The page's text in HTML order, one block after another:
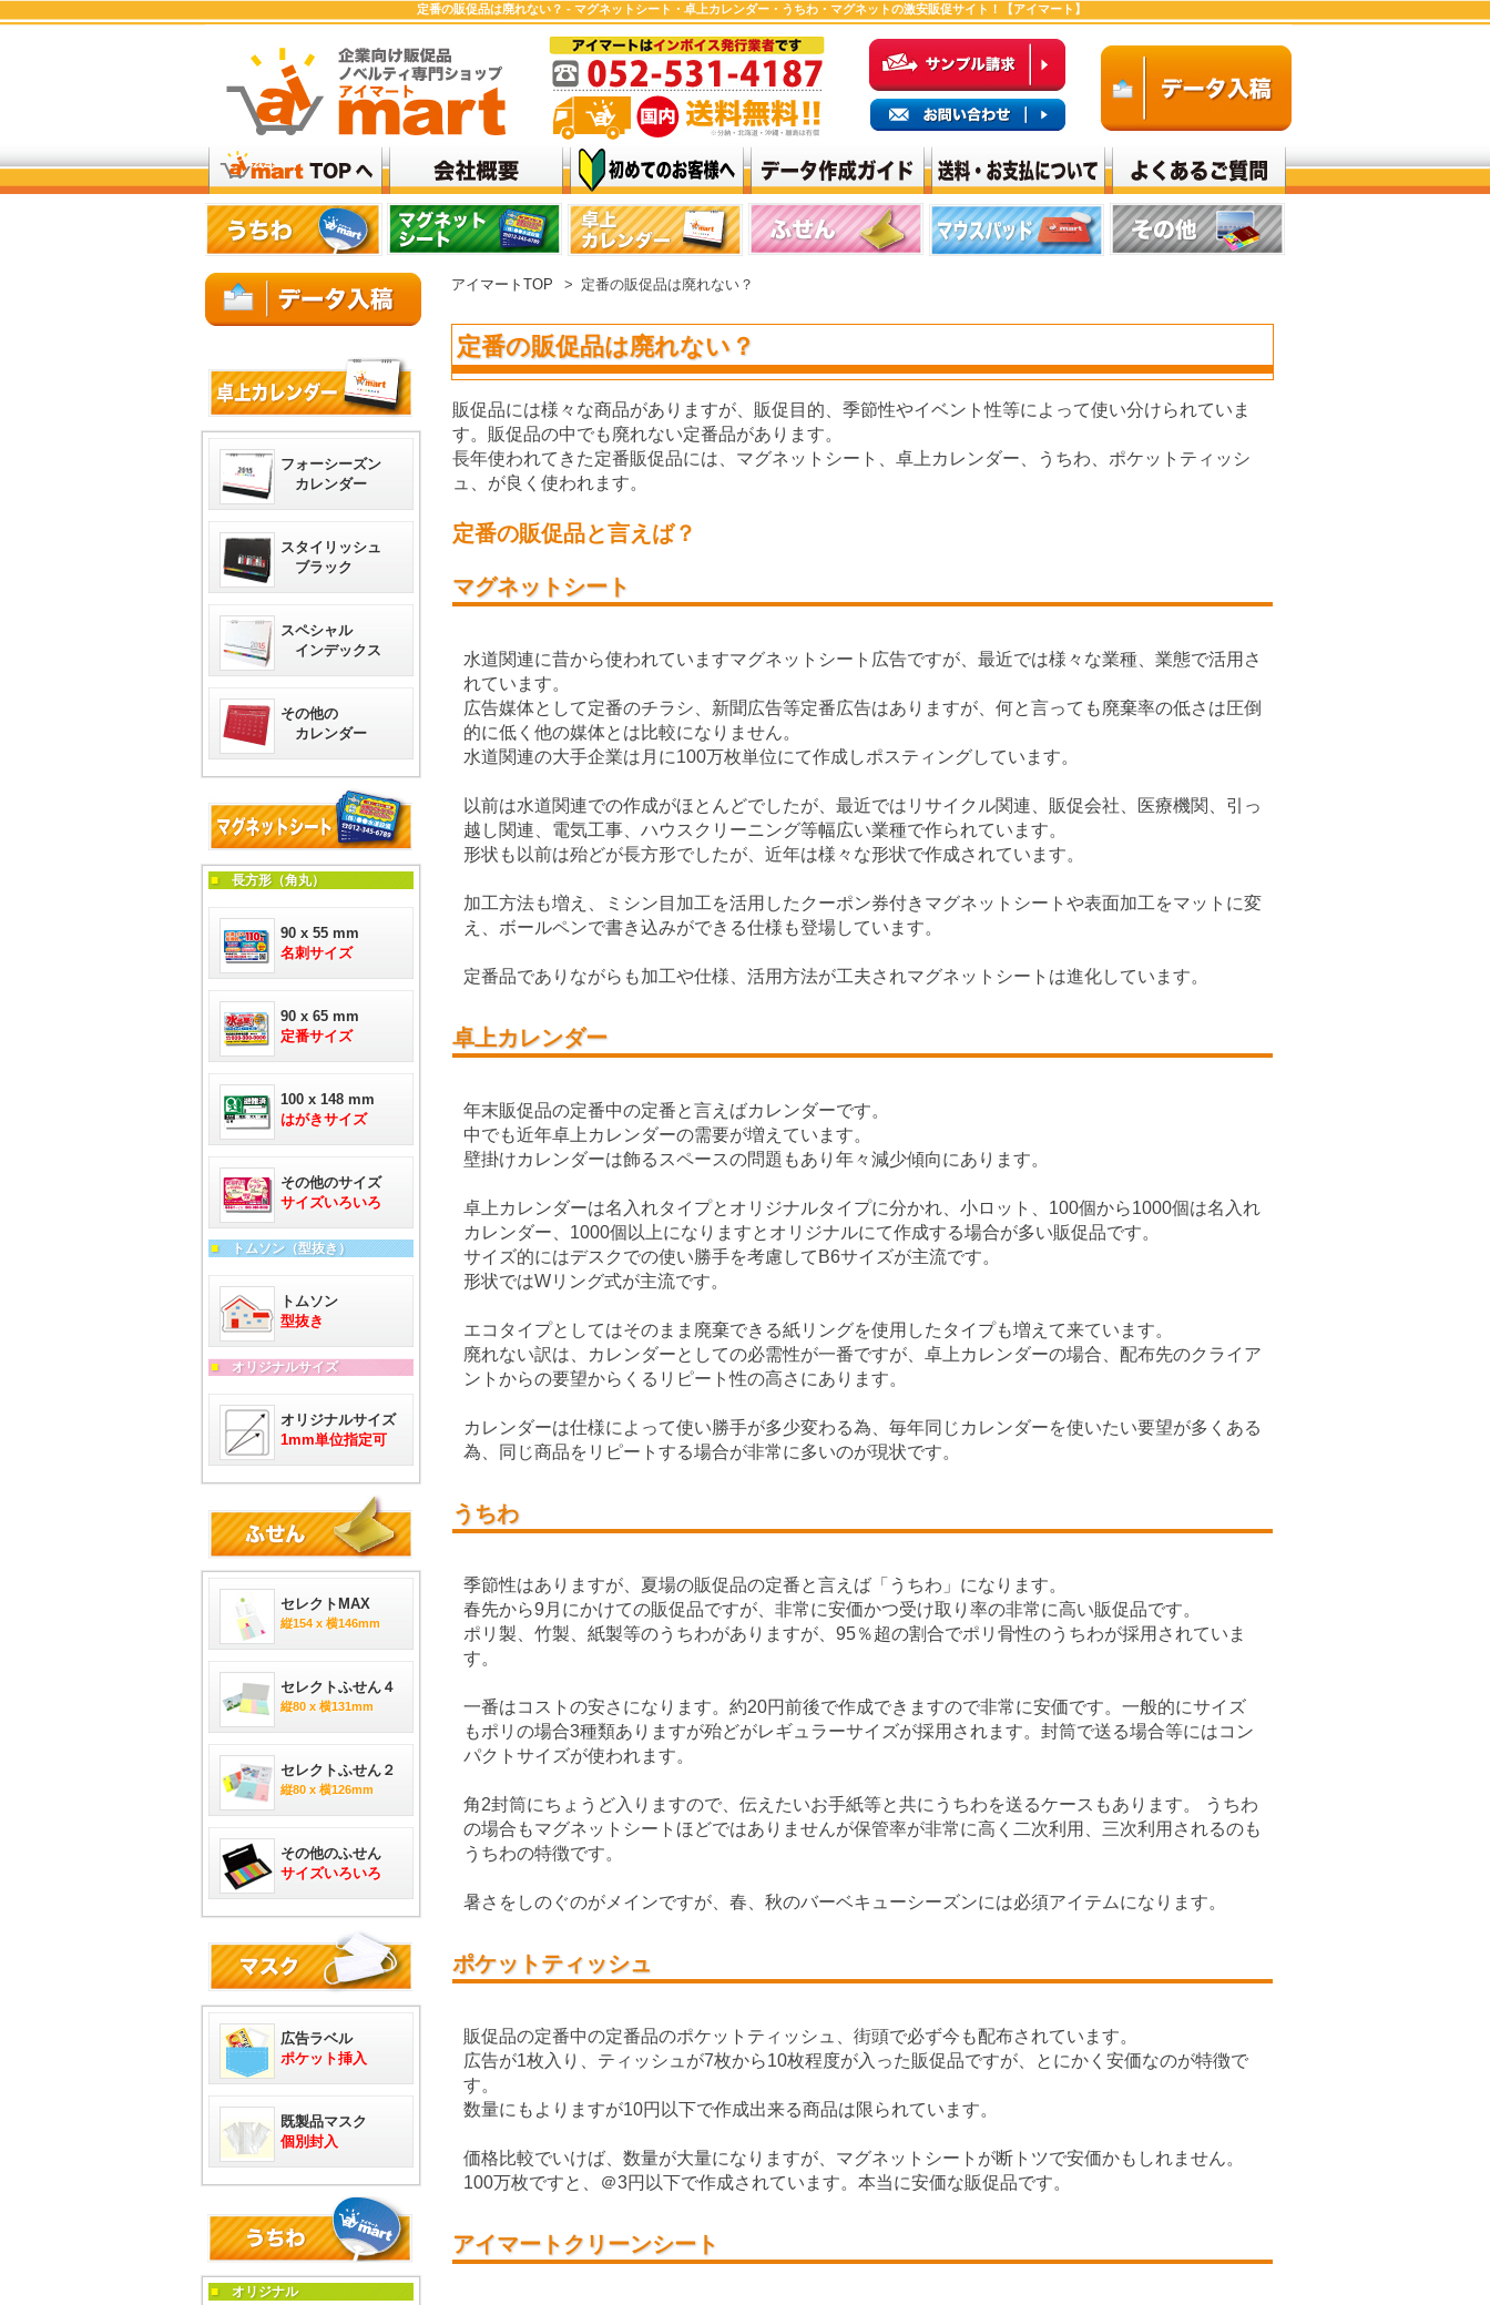
定番の販促品は廃れない？ - マグネットシート・卓上カレンダー・うちわ・マグネットの激安販促サイト！【アイマート】
アイマートTOP > 定番の販促品は廃れない？
定番の販促品は廃れない？
販促品には様々な商品がありますが、販促目的、季節性やイベント性等によって使い分けられていま
す。販促品の中でも廃れない定番品があります。
長年使われてきた定番販促品には、マグネットシート、卓上カレンダー、うちわ、ポケットティッシ
ュ、が良く使われます。
定番の販促品と言えば？
マグネットシート
水道関連に昔から使われていますマグネットシート広告ですが、最近では様々な業種、業態で活用さ
れています。
広告媒体として定番のチラシ、新聞広告等定番広告はありますが、何と言っても廃棄率の低さは圧倒
的に低く他の媒体とは比較になりません。
水道関連の大手企業は月に100万枚単位にて作成しポスティングしています。
以前は水道関連での作成がほとんどでしたが、最近ではリサイクル関連、販促会社、医療機関、引っ
越し関連、電気工事、ハウスクリーニング等幅広い業種で作られています。
形状も以前は殆どが長方形でしたが、近年は様々な形状で作成されています。
加工方法も増え、ミシン目加工を活用したクーポン券付きマグネットシートや表面加工をマットに変
え、ボールペンで書き込みができる仕様も登場しています。
定番品でありながらも加工や仕様、活用方法が工夫されマグネットシートは進化しています。
卓上カレンダー
年末販促品の定番中の定番と言えばカレンダーです。
中でも近年卓上カレンダーの需要が増えています。
壁掛けカレンダーは飾るスペースの問題もあり年々減少傾向にあります。
卓上カレンダーは名入れタイプとオリジナルタイプに分かれ、小ロット、100個から1000個は名入れ
カレンダー、1000個以上になりますとオリジナルにて作成する場合が多い販促品です。
サイズ的にはデスクでの使い勝手を考慮してB6サイズが主流です。
形状ではWリング式が主流です。
エコタイプとしてはそのまま廃棄できる紙リングを使用したタイプも増えて来ています。
廃れない訳は、カレンダーとしての必需性が一番ですが、卓上カレンダーの場合、配布先のクライア
ントからの要望からくるリピート性の高さにあります。
カレンダーは仕様によって使い勝手が多少変わる為、毎年同じカレンダーを使いたい要望が多くある
為、同じ商品をリピートする場合が非常に多いのが現状です。
うちわ
季節性はありますが、夏場の販促品の定番と言えば「うちわ」になります。
春先から9月にかけての販促品ですが、非常に安価かつ受け取り率の非常に高い販促品です。
ポリ製、竹製、紙製等のうちわがありますが、95％超の割合でポリ骨性のうちわが採用されていま
す。
一番はコストの安さになります。約20円前後で作成できますので非常に安価です。一般的にサイズ
もポリの場合3種類ありますが殆どがレギュラーサイズが採用されます。封筒で送る場合等にはコン
パクトサイズが使われます。
角2封筒にちょうど入りますので、伝えたいお手紙等と共にうちわを送るケースもあります。 うちわ
の場合もマグネットシートほどではありませんが保管率が非常に高く二次利用、三次利用されるのも
うちわの特徴です。
暑さをしのぐのがメインですが、春、秋のバーベキューシーズンには必須アイテムになります。
ポケットティッシュ
販促品の定番中の定番品のポケットティッシュ、街頭で必ず今も配布されています。
広告が1枚入り、ティッシュが7枚から10枚程度が入った販促品ですが、とにかく安価なのが特徴で
す。
数量にもよりますが10円以下で作成出来る商品は限られています。
価格比較でいけば、数量が大量になりますが、マグネットシートが断トツで安価かもしれません。
100万枚ですと、＠3円以下で作成されています。本当に安価な販促品です。
アイマートクリーンシート
フォーシーズン
カレンダー
スタイリッシュ
ブラック
スペシャル
インデックス
その他の
カレンダー
■長方形（角丸）
90 x 55 mm
名刺サイズ
90 x 65 mm
定番サイズ
100 x 148 mm
はがきサイズ
その他のサイズ
サイズいろいろ
■トムソン（型抜き）
トムソン
型抜き
■オリジナルサイズ
オリジナルサイズ
1mm単位指定可
セレクトMAX
縦154 x 横146mm
セレクトふせん４
縦80 x 横131mm
セレクトふせん２
縦80 x 横126mm
その他のふせん
サイズいろいろ
広告ラベル
ポケット挿入
既製品マスク
個別封入
■オリジナル